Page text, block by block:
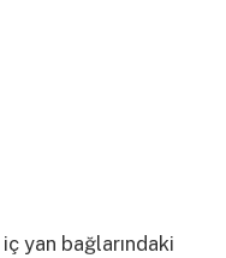
yan bağlarındaki